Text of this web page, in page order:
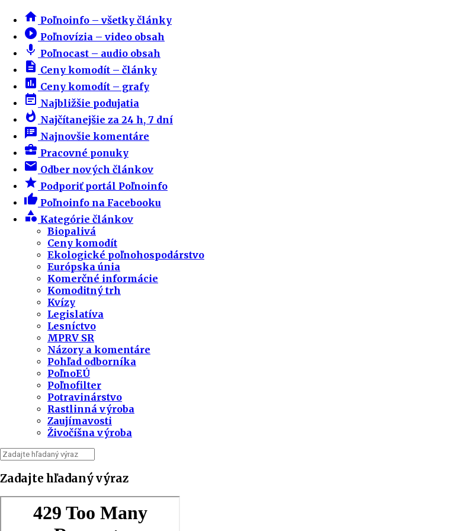
home Poľnoinfo – všetky články
play_circle_filled Poľnovízia – video obsah
mic Poľnocast – audio obsah
description Ceny komodít – články
insert_chart Ceny komodít – grafy
event_note Najbližšie podujatia
whatshot Najčítanejšie za 24 h, 7 dní
speaker_notes Najnovšie komentáre
business_center Pracovné ponuky
email Odber nových článkov
star Podporiť portál Poľnoinfo
thumb_up Poľnoinfo na Facebooku
category Kategórie článkov
Biopalivá
Ceny komodít
Ekologické poľnohospodárstvo
Európska únia
Komerčné informácie
Komoditný trh
Kvízy
Legislatíva
Lesníctvo
MPRV SR
Názory a komentáre
Pohľad odborníka
PoľnoEÚ
Poľnofilter
Potravinárstvo
Rastlinná výroba
Zaujímavosti
Živočíšna výroba
Zadajte hľadaný výraz